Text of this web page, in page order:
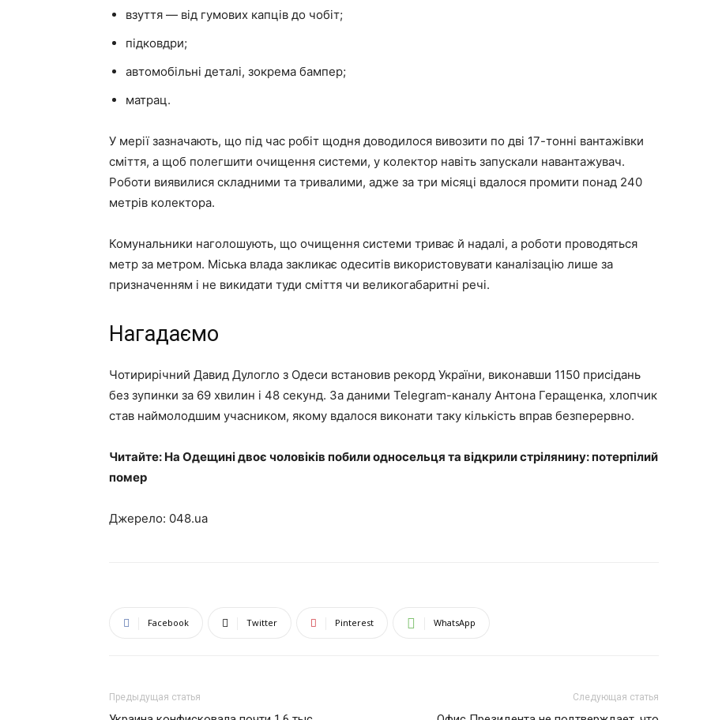
взуття — від гумових капців до чобіт;
підковдри;
автомобільні деталі, зокрема бампер;
матрац.
У мерії зазначають, що під час робіт щодня доводилося вивозити по дві 17-тонні вантажівки
сміття, а щоб полегшити очищення системи, у колектор навіть запускали навантажувач.
Роботи виявилися складними та тривалими, адже за три місяці вдалося промити понад 240
метрів колектора.
Комунальники наголошують, що очищення системи триває й надалі, а роботи проводяться
метр за метром. Міська влада закликає одеситів використовувати каналізацію лише за
призначенням і не викидати туди сміття чи великогабаритні речі.
Нагадаємо
Чотирирічний Давид Дулогло з Одеси встановив рекорд України, виконавши 1150 присідань
без зупинки за 69 хвилин і 48 секунд. За даними Telegram-каналу Антона Геращенка, хлопчик
став наймолодшим учасником, якому вдалося виконати таку кількість вправ безперервно.
Читайте: На Одещині двоє чоловіків побили односельця та відкрили стрілянину: потерпілий
помер
Джерело: 048.ua
Facebook Twitter Pinterest WhatsApp
Предыдущая статья Следующая статья